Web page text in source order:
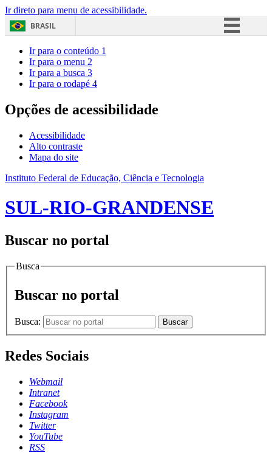
Ir direto para menu de acessibilidade.
BRASIL
Acesso à informação
Ir para o conteúdo 1
Ir para o menu 2
Ir para a busca 3
Ir para o rodapé 4
Opções de acessibilidade
Acessibilidade
Alto contraste
Mapa do site
Instituto Federal de Educação, Ciência e Tecnologia
SUL-RIO-GRANDENSE
Buscar no portal
Busca
Buscar no portal
Busca: Buscar
Redes Sociais
Webmail
Intranet
Facebook
Instagram
Twitter
YouTube
RSS